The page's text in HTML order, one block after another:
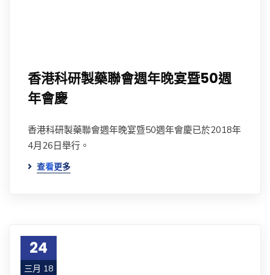
香港科研製藥聯會週年晚宴暨50週
年會慶
香港科研製藥聯會週年晚宴暨50週年會慶已於2018年
4月26日舉行。
查看更多
24
三月 18